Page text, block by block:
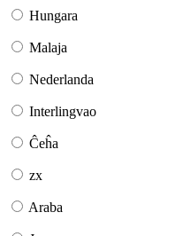
Hungara
Malaja
Nederlanda
Interlingvao
Ĉeĥa
zx
Araba